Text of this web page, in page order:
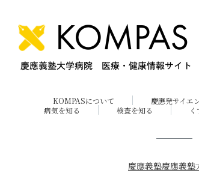
KOMPASについて 慶應発サイエ
病気を知る
検査を知る
慶應義塾慶應義塾